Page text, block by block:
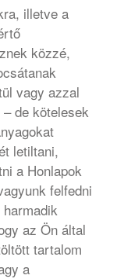
illetve a
közzé,
vagy azzal
de kötelesek
letiltani,
a Honlapok
felfedni
az Ön által
tartalom
a